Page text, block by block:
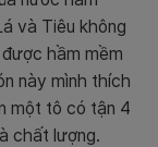
và Tiêu không
hầm mềm
này mình thích
một tô có tận 4
chất lượng.